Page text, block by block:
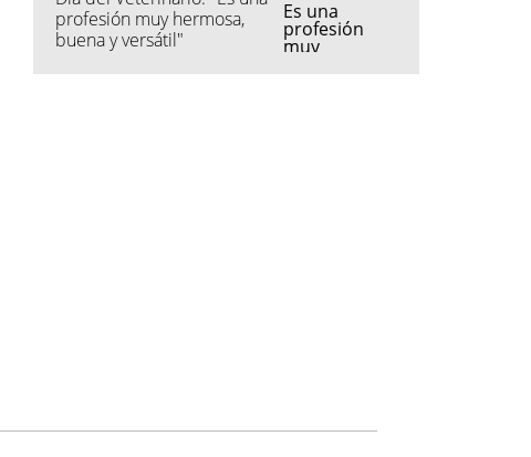
profesión muy hermosa,
buena y versátil"